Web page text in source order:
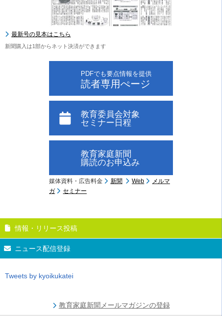
最新号の見本はこちら
新聞購入は1部からネット決済ができます
PDFでも要点情報を提供
読者専用ぺージ
教育委員会対象
セミナー日程
教育家庭新聞
購読のお申込み
媒体資料・広告料金 新聞 Web
メルマ
ガ
セミナー
情報・リリース投稿
ニュース配信登録
Tweets by kyoikukatei
教育家庭新聞メールマガジンの登録